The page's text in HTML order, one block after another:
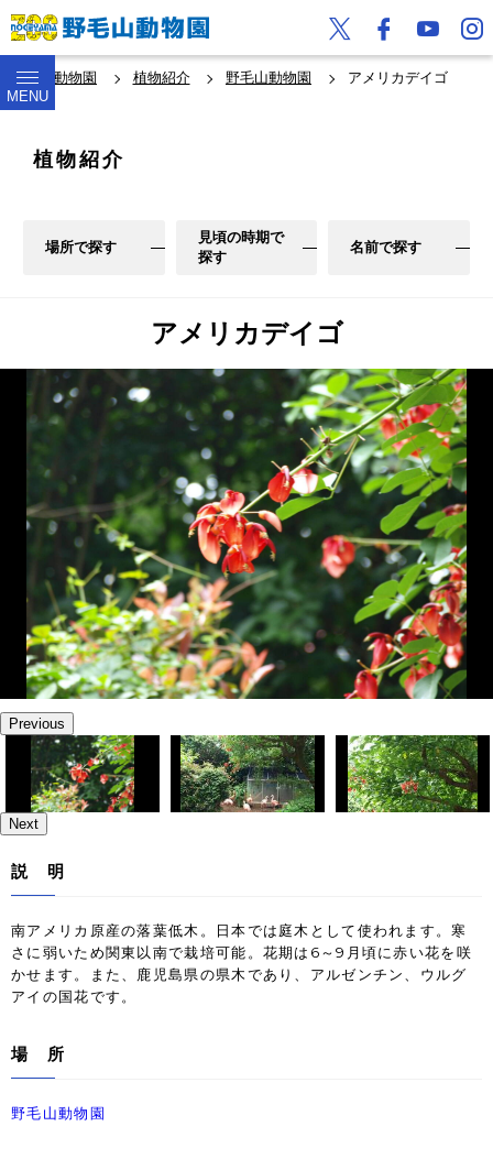
MENU
野毛山動物園 植物紹介 野毛山動物園 アメリカデイゴ
植物紹介
場所で探す
見頃の時期で
探す
名前で探す
アメリカデイゴ
Previous
Next
説 明
南アメリカ原産の落葉低木。日本では庭木として使われます。寒
さに弱いため関東以南で栽培可能。花期は6～9月頃に赤い花を咲
かせます。また、鹿児島県の県木であり、アルゼンチン、ウルグ
アイの国花です。
場 所
野毛山動物園